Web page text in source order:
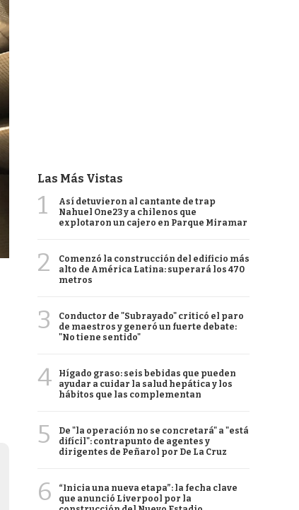
Las Más Vistas
1
Así detuvieron al cantante de trap
Nahuel One23 y a chilenos que
explotaron un cajero en Parque Miramar
2
Comenzó la construcción del edificio más
alto de América Latina: superará los 470
metros
3
Conductor de "Subrayado" criticó el paro
de maestros y generó un fuerte debate:
"No tiene sentido"
4
Hígado graso: seis bebidas que pueden
ayudar a cuidar la salud hepática y los
hábitos que las complementan
5
De "la operación no se concretará" a "está
difícil": contrapunto de agentes y
dirigentes de Peñarol por De La Cruz
6
“Inicia una nueva etapa”: la fecha clave
que anunció Liverpool por la